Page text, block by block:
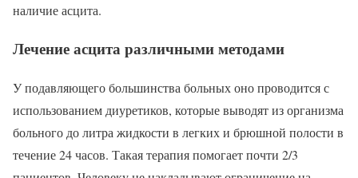
наличие асцита.
Лечение асцита различными методами
У подавляющего большинства больных оно проводится с
использованием диуретиков, которые выводят из организма
больного до литра жидкости в легких и брюшной полости в
течение 24 часов. Такая терапия помогает почти 2/3